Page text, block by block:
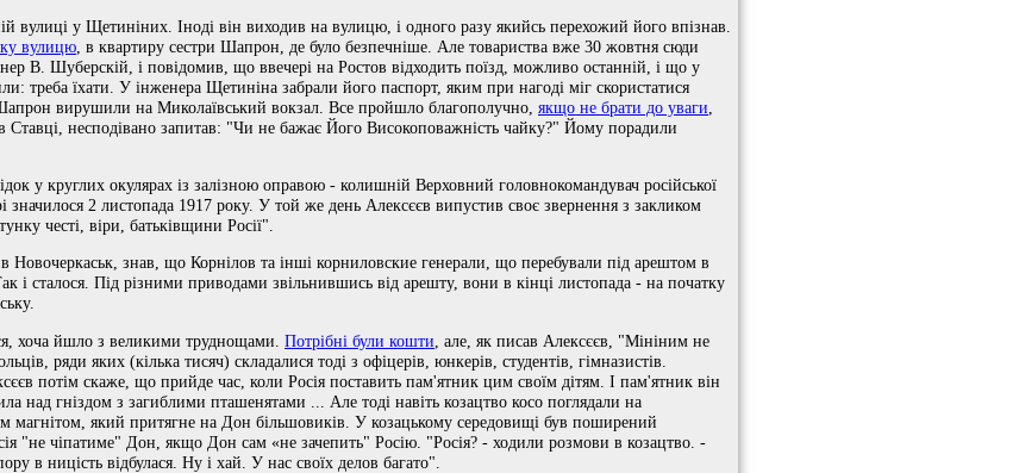
у Щетиніних. Іноді він виходив на вулицю, і одного разу якийсь перехожий його впізнав.
вулицю , в квартиру сестри Шапрон, де було безпечніше. Але товариства вже 30 жовтня сюди
В. Шуберскій, і повідомив, що ввечері на Ростов відходить поїзд, можливо останній, і що у
треба їхати. У інженера Щетиніна забрали його паспорт, яким при нагоді міг скористатися
вирушили на Миколаївський вокзал. Все пройшло благополучно, якщо не брати до уваги
несподівано запитав: "Чи не бажає Його Високоповажність чайку?" Йому порадили
у круглих окулярах із залізною оправою - колишній Верховний головнокомандувач російської
значилося 2 листопада 1917 року. У той же день Алексєєв випустив своє звернення з закликом
честі, віри, батьківщини Росії".
знав, що Корнілов та інші корниловские генерали, що перебували під арештом в
і сталося. Під різними приводами звільнившись від арешту, вони в кінці листопада - на початку
хоча йшло з великими труднощами. Потрібні були кошти , але, як писав Алексєєв, "Мініним не
ряди яких (кілька тисяч) складалися тоді з офіцерів, юнкерів, студентів, гімназистів.
потім скаже, що прийде час, коли Росія поставить пам'ятник цим своїм дітям. І пам'ятник він
над гніздом з загиблими пташенятами ... Але тоді навіть козацтво косо поглядали на
магнітом, який притягне на Дон більшовиків. У козацькому середовищі був поширений
"не чіпатиме" Дон, якщо Дон сам «не зачепить" Росію. "Росія? - ходили розмови в козацтво. -
в ницість відбулася. Ну і хай. У нас своїх делов багато".